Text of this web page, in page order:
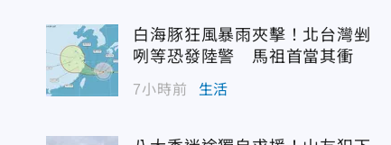
白海豚狂風暴雨夾擊！北台灣剉
咧等恐發陸警 馬祖首當其衝
7小時前 生活